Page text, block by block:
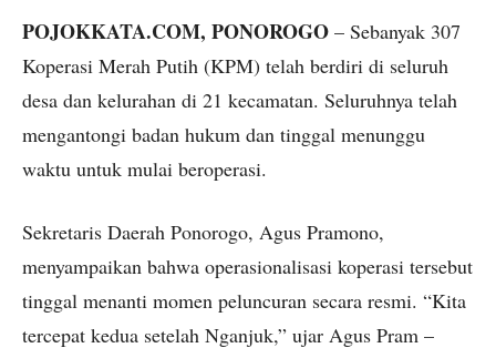
POJOKKATA.COM, PONOROGO – Sebanyak 307
Koperasi Merah Putih (KPM) telah berdiri di seluruh
desa dan kelurahan di 21 kecamatan. Seluruhnya telah
mengantongi badan hukum dan tinggal menunggu
waktu untuk mulai beroperasi.
Sekretaris Daerah Ponorogo, Agus Pramono,
menyampaikan bahwa operasionalisasi koperasi tersebut
tinggal menanti momen peluncuran secara resmi. “Kita
tercepat kedua setelah Nganjuk,” ujar Agus Pram –